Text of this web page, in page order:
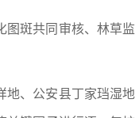
斑共同审核、林草
地、公安县丁家珰湿